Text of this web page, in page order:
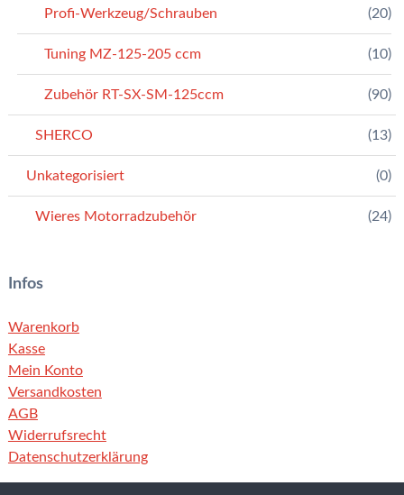
Profi-Werkzeug/Schrauben (20)
Tuning MZ-125-205 ccm (10)
Zubehör RT-SX-SM-125ccm (90)
SHERCO (13)
Unkategorisiert (0)
Wieres Motorradzubehör (24)
Infos
Warenkorb
Kasse
Mein Konto
Versandkosten
AGB
Widerrufsrecht
Datenschutzerklärung